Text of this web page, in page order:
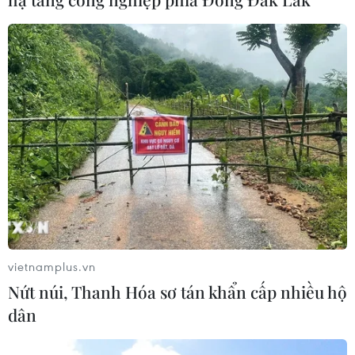
Ngôn ngữ
TTXVN
Dịch vụ tin
Quảng cáo
Liên hệ
Giấy phép số: 1374/GP-BTTTT do Bộ Thông tin và Truyền thông
cấp ngày 11/9/2008.
Quảng cáo: Phó TBT Nguyễn Thị Tám: 093.5958688, Email:
tamvna@gmail.com
Điện thoại: (024) 39411349 - (024) 39411348, Fax: (024)
Email:
vietnamplus2008@gmail.com
© Bản quyền thuộc về VietnamPlus, TTXVN. Cấm sao chép dưới
mọi hình thức nếu không có sự chấp thuận bằng văn bản.
vietnamplus.vn
Nứt núi, Thanh Hóa sơ tán khẩn cấp nhiều hộ
dân